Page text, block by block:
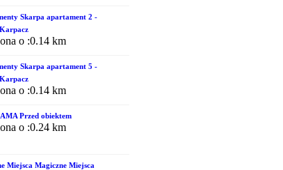
Skarpa apartament 2 -
o :0.14 km
Skarpa apartament 5 -
o :0.14 km
Przed obiektem
o :0.24 km
Miejsca Magiczne Miejsca